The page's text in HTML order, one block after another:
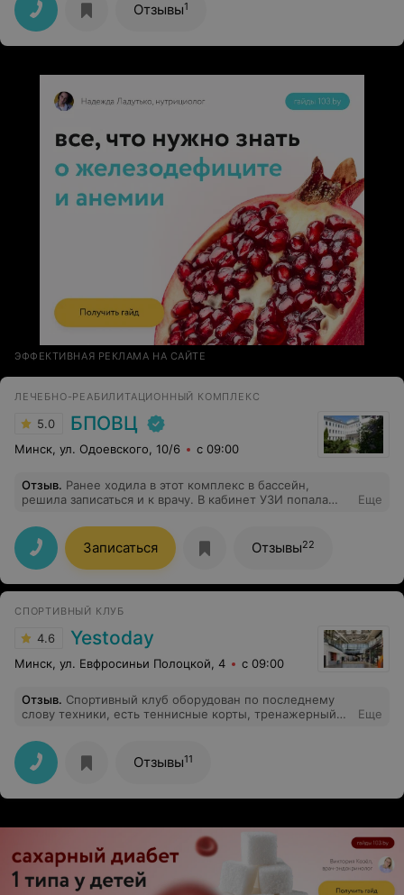
зале, затем еще раз туда, где же переодеваются и
занимаются. Около 10 минут заняла вся эта ситуация.
Потом она встала, спустилась к одной из раздевалок,
сказала: "Вот, спросите у девочек!" Занавес. P.S.
именно раздевалка мне нужна и где находится,
замечательная тренер все рассказала. В конце еще
перепутали в гардеробе мою верхнюю одежду.
специалисты по фитнесу хорошие, а администратор
явно не на своем месте.
Отзывы1
ЭФФЕКТИВНАЯ РЕКЛАМА НА САЙТЕ
ЛЕЧЕБНО-РЕАБИЛИТАЦИОННЫЙ КОМПЛЕКС
5.0 БПОВЦ
Минск, ул. Одоевского, 10/6 с 09:00
Отзыв. Ранее ходила в этот комплекс в бассейн,
решила записаться и к врачу. В кабинет УЗИ попала
положительный отзыв после посещения, я всем
довольна, все понравилось.
Еще
Записаться Отзывы22
СПОРТИВНЫЙ КЛУБ
4.6 Yestoday
Минск, ул. Евфросиньи Полоцкой, 4 с 09:00
Отзыв. Спортивный клуб оборудован по последнему
слову техники, есть теннисные корты, тренажерный
отличной тренировки. Таких заведений у нас не много.
Уровень обслуживания тоже на высоком уровне.
Еще
Отзывы11